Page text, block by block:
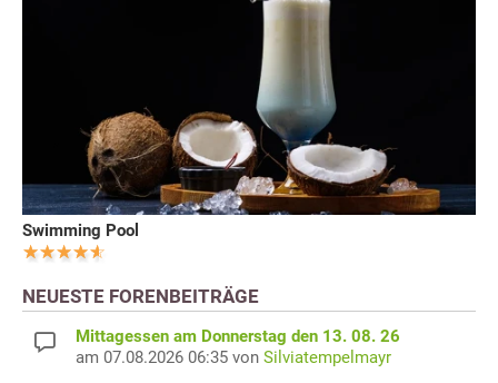
Swimming Pool
NEUESTE FORENBEITRÄGE
Mittagessen am Donnerstag den 13. 08. 26
am 07.08.2026 06:35 von Silviatempelmayr